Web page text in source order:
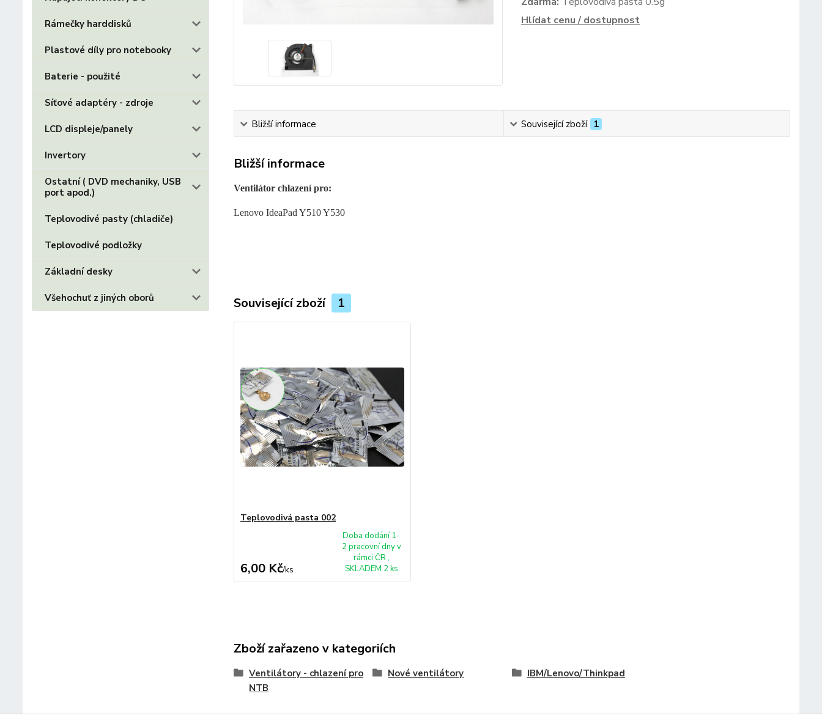
Rámečky harddisků
Plastové díly pro notebooky
Baterie - použité
Síťové adaptéry - zdroje
LCD displeje/panely
Invertory
Ostatní ( DVD mechaniky, USB
port apod.)
Teplovodivé pasty (chladiče)
Teplovodivé podložky
Základní desky
Všehochuť z jiných oborů
Hlídat cenu / dostupnost
Bližší informace Související zboží 1
Bližší informace
Ventilátor chlazení pro:
Lenovo IdeaPad Y510 Y530
Související zboží 1
Teplovodivá pasta 002
6,00 Kč/ks
Doba dodání 1-
2 pracovní dny v
rámci ČR ,
SKLADEM 2 ks
Zboží zařazeno v kategoriích
Ventilátory - chlazení pro
NTB
Nové ventilátory IBM/Lenovo/Thinkpad